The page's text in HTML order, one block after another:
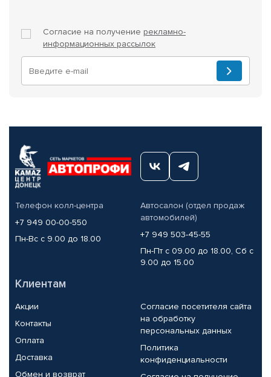
Согласие на получение рекламно-
информационных рассылок
Телефон колл-центра
+7 949 00-00-550
Пн-Вс с 9.00 до 18.00
Автосалон (отдел продаж
автомобилей)
+7 949 503-45-55
Пн-Пт с 09.00 до 18.00, Сб с
9.00 до 15.00
Клиентам
Акции
Контакты
Оплата
Доставка
Обмен и возврат
Согласие посетителя сайта
на обработку
персональных данных
Политика
конфиденциальности